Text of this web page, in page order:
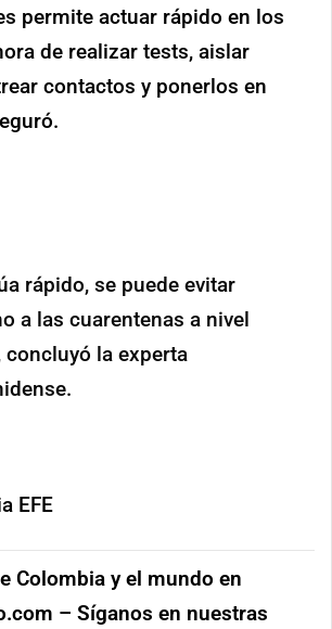
permite actuar rápido en los
de realizar tests, aislar
contactos y ponerlos en
rápido, se puede evitar
a las cuarentenas a nivel
concluyó la experta
EFE
Colombia y el mundo en
– Síganos en nuestras